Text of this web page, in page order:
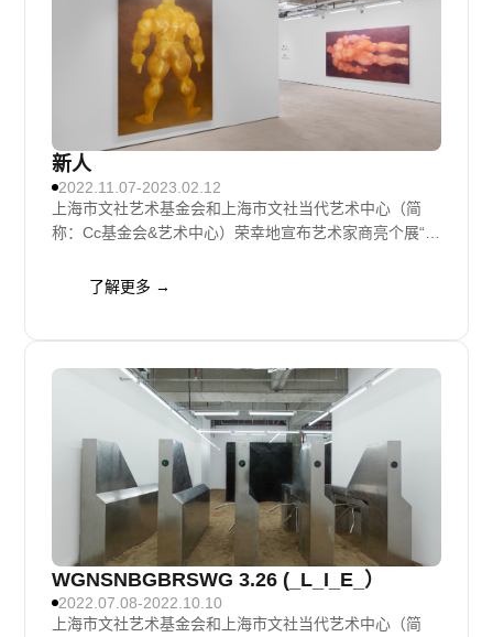
新人
2022.11.07-2023.02.12
上海市文社艺术基金会和上海市文社当代艺术中心（简
称：Cc基金会&艺术中心）荣幸地宣布艺术家商亮个展“新
了解更多 →
WGNSNBGBRSWG 3.26 (_L_I_E_）
2022.07.08-2022.10.10
上海市文社艺术基金会和上海市文社当代艺术中心（简